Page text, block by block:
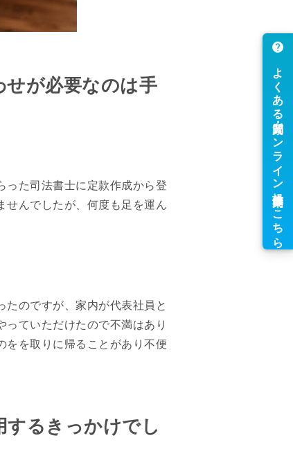
が必要なのは手
った司法書士に定款作成から登
せんでしたが、何度も足を運ん
のですが、家内が代表社員と
ていただけたので不満はあり
をを取りに帰ることがあり不便
するきっかけでし